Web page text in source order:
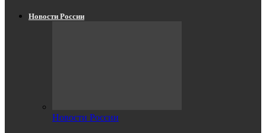
Новости России
Новости России